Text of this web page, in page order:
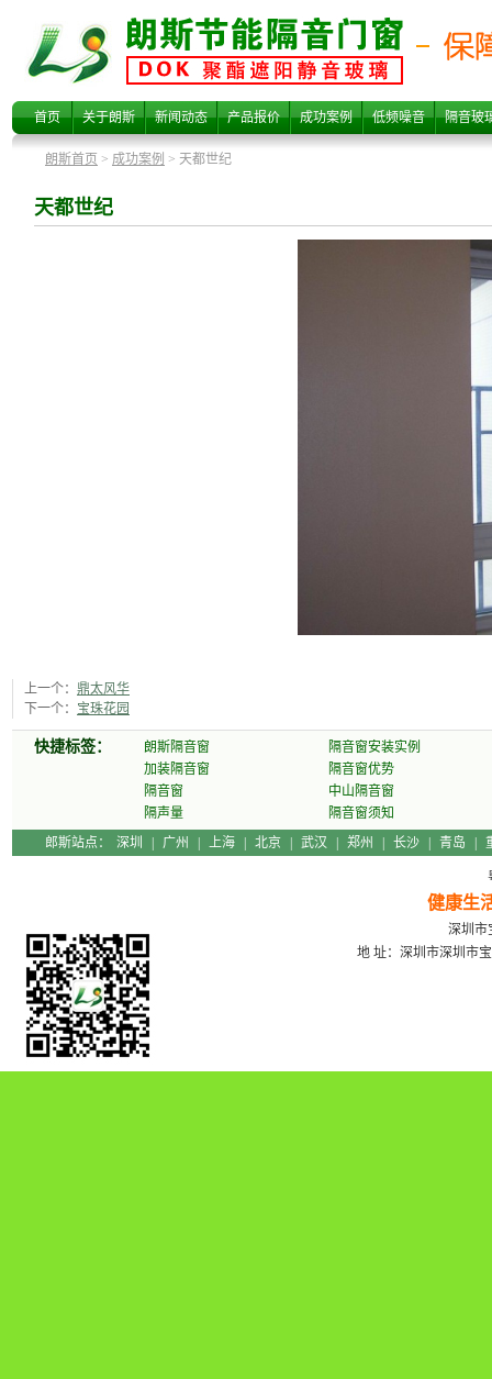
天都世纪
首页 关于朗斯 新闻动态 产品报价 成功案例 低频噪音 隔音玻
朗斯首页 > 成功案例 > 天都世纪
天都世纪
上一个： 鼎太风华
下一个： 宝珠花园
快捷标签： 朗斯隔音窗
隔音窗安装实例
加装隔音窗
隔音窗优势
隔音窗
中山隔音窗
隔声量
隔音窗须知
郎斯站点：
深圳 广州 上海 北京 武汉 郑州 长沙 青岛
健康生
深圳市
地 址：深圳市深圳市